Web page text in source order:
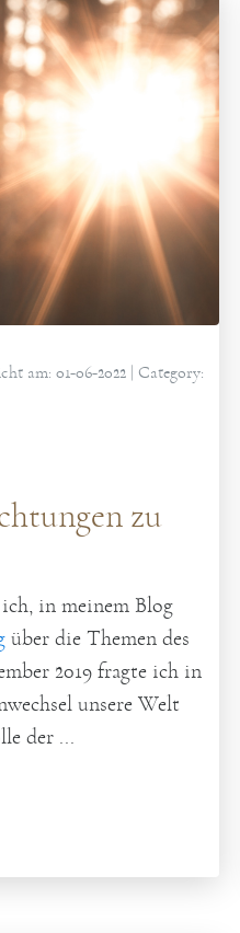
am: 01-06-2022| Category:
zu
in meinem Blog
über die Themen des
2019 fragte ich in
unsere Welt
der ...